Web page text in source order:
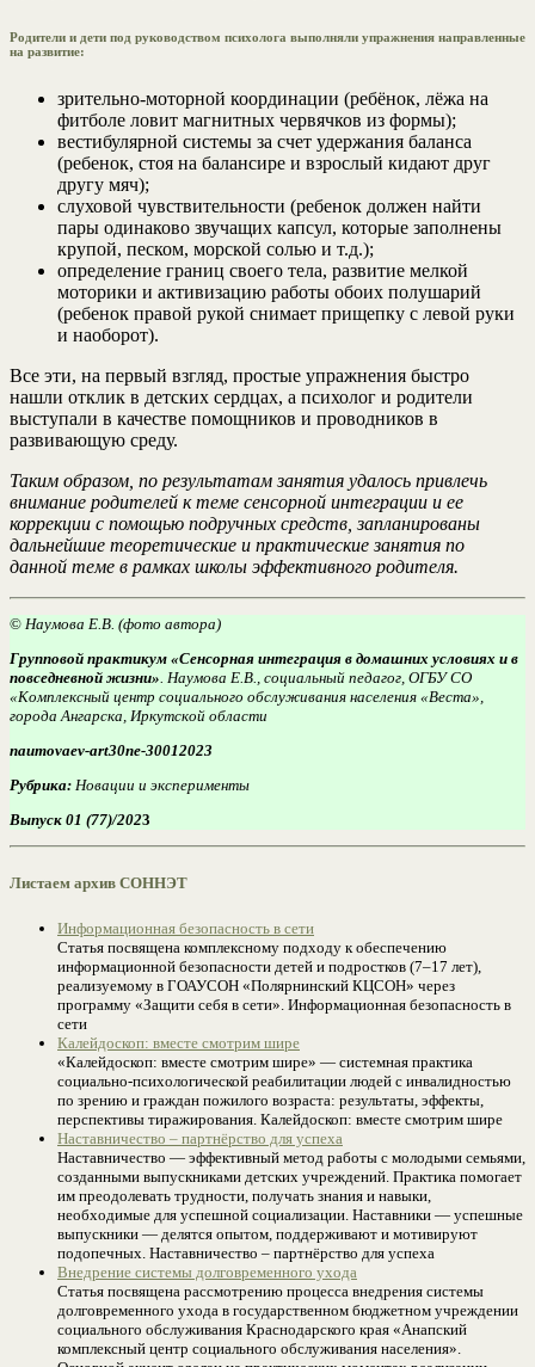
Родители и дети под руководством психолога выполняли упражнения направленные
на развитие:
зрительно-моторной координации (ребёнок, лёжа на
фитболе ловит магнитных червячков из формы);
вестибулярной системы за счет удержания баланса
(ребенок, стоя на балансире и взрослый кидают друг
другу мяч);
слуховой чувствительности (ребенок должен найти
пары одинаково звучащих капсул, которые заполнены
крупой, песком, морской солью и т.д.);
определение границ своего тела, развитие мелкой
моторики и активизацию работы обоих полушарий
(ребенок правой рукой снимает прищепку с левой руки
и наоборот).
Все эти, на первый взгляд, простые упражнения быстро
нашли отклик в детских сердцах, а психолог и родители
выступали в качестве помощников и проводников в
развивающую среду.
Таким образом, по результатам занятия удалось привлечь
внимание родителей к теме сенсорной интеграции и ее
коррекции с помощью подручных средств, запланированы
дальнейшие теоретические и практические занятия по
данной теме в рамках школы эффективного родителя.
© Наумова Е.В. (фото автора)
Групповой практикум «Сенсорная интеграция в домашних условиях и в
повседневной жизни» . Наумова Е.В., социальный педагог, ОГБУ СО
«Комплексный центр социального обслуживания населения «Веста»,
города Ангарска, Иркутской области
naumovaev-art30ne-30012023
Рубрика: Новации и эксперименты
Выпуск 01 (77)/2023
Листаем архив СОННЭТ
Информационная безопасность в сети
Статья посвящена комплексному подходу к обеспечению
информационной безопасности детей и подростков (7–17 лет),
реализуемому в ГОАУСОН «Полярнинский КЦСОН» через
программу «Защити себя в сети». Информационная безопасность в
сети
Калейдоскоп: вместе смотрим шире
«Калейдоскоп: вместе смотрим шире» — системная практика
социально-психологической реабилитации людей с инвалидностью
по зрению и граждан пожилого возраста: результаты, эффекты,
перспективы тиражирования. Калейдоскоп: вместе смотрим шире
Наставничество – партнёрство для успеха
Наставничество — эффективный метод работы с молодыми семьями,
созданными выпускниками детских учреждений. Практика помогает
им преодолевать трудности, получать знания и навыки,
необходимые для успешной социализации. Наставники — успешные
выпускники — делятся опытом, поддерживают и мотивируют
подопечных. Наставничество – партнёрство для успеха
Внедрение системы долговременного ухода
Статья посвящена рассмотрению процесса внедрения системы
долговременного ухода в государственном бюджетном учреждении
социального обслуживания Краснодарского края «Анапский
комплексный центр социального обслуживания населения».